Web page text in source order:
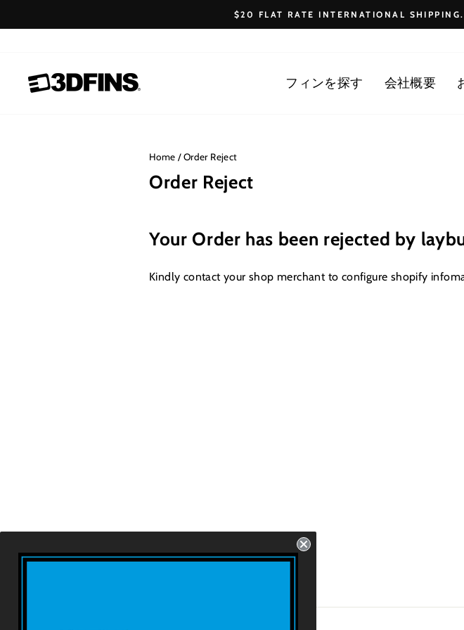
to
$20 FLAT RATE INTERNATIONAL
フィンを探す 会社概要
Home / Order Reject
Order Reject
Your Order has been rejected by
Kindly contact your shop merchant to configure shopify